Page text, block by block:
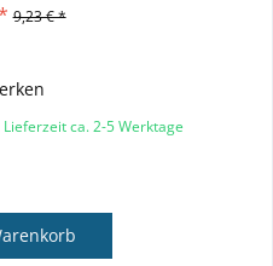
9,23 € *
ca. 2-5 Werktage